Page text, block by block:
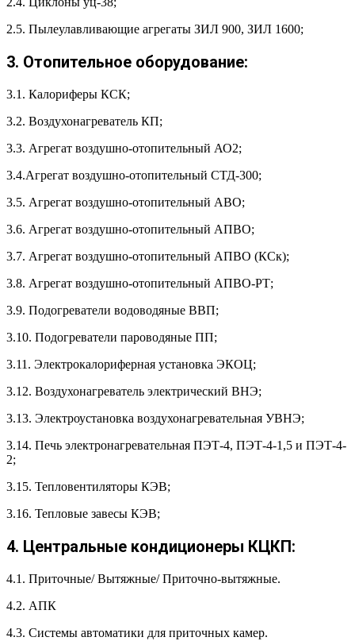
2.5. Пылеулавливающие агрегаты ЗИЛ 900, ЗИЛ 1600;
3. Отопительное оборудование:
3.1. Калориферы КСК;
3.2. Воздухонагреватель КП;
3.3. Агрегат воздушно-отопительный АО2;
3.4.Агрегат воздушно-отопительный СТД-300;
3.5. Агрегат воздушно-отопительный АВО;
3.6. Агрегат воздушно-отопительный АПВО;
3.7. Агрегат воздушно-отопительный АПВО (КСк);
3.8. Агрегат воздушно-отопительный АПВО-РТ;
3.9. Подогреватели водоводяные ВВП;
3.10. Подогреватели пароводяные ПП;
3.11. Электрокалориферная установка ЭКОЦ;
3.12. Воздухонагреватель электрический ВНЭ;
3.13. Электроустановка воздухонагревательная УВНЭ;
3.14. Печь электронагревательная ПЭТ-4, ПЭТ-4-1,5 и ПЭТ-4-
2;
3.15. Тепловентиляторы КЭВ;
3.16. Тепловые завесы КЭВ;
4. Центральные кондиционеры КЦКП:
4.1. Приточные/ Вытяжные/ Приточно-вытяжные.
4.2. АПК
4.3. Системы автоматики для приточных камер.